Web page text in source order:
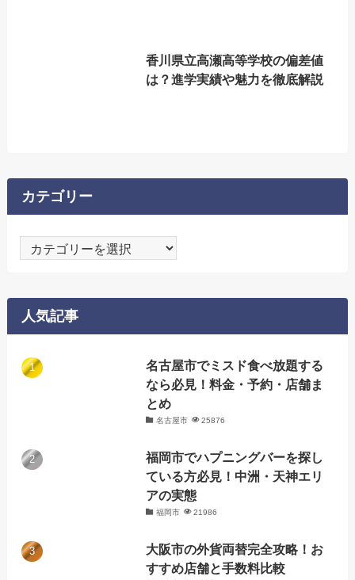
香川県立高瀬高等学校の偏差値
は？進学実績や魅力を徹底解説
カテゴリー
テ
ー
人気記事
名古屋市でミスド食べ放題する
なら必見！料金・予約・店舗ま
とめ
名古屋市 25876
福岡市でハプニングバーを探し
ている方必見！中洲・天神エリ
アの実態
福岡市 21986
大阪市の外貨両替完全攻略！お
すすめ店舗と手数料比較